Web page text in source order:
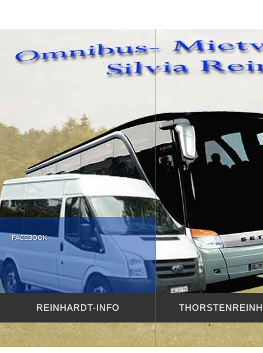
REINHARDT-INFO
FACEBOOK